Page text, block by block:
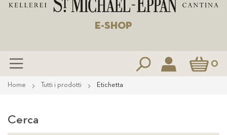
E-SHOP
Carrello0
Salta
Home Tutti i prodotti Etichetta
Cerca